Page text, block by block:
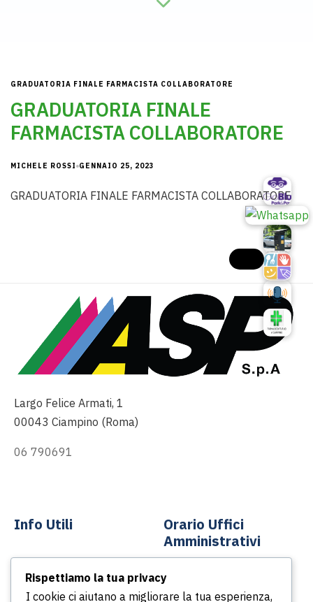
GRADUATORIA FINALE FARMACISTA COLLABORATORE
GRADUATORIA FINALE
FARMACISTA COLLABORATORE
MICHELE ROSSI GENNAIO 25, 2023
GRADUATORIA FINALE FARMACISTA COLLABORATORE
Largo Felice Armati, 1
00043 Ciampino (Roma)
06 790691
Info Utili
News
Orario Uffici
Amministrativi
Dal lunedì al venerdì
Dalle ore 8.30 alle ore
Rispettiamo la tua privacy
I cookie ci aiutano a migliorare la tua esperienza,